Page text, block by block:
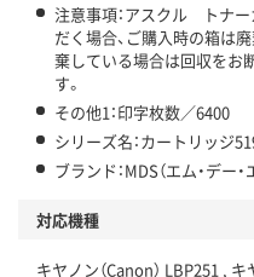
注意事項：アスクル トナ
だく場合、ご購入時の箱は
棄している場合は回収をお
す。
その他1：印字枚数／6400
シリーズ名：カートリッジ
ブランド：MDS（エム・デー・
対応機種
キヤノン（Canon） LBP251 ,